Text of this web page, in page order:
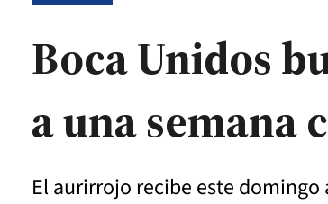
Boca Unidos
a una semana
El aurirrojo recibe este domingo